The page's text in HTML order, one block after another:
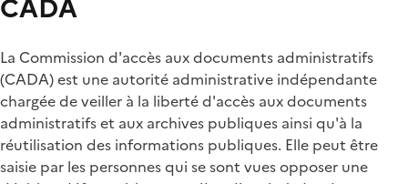
CADA
La Commission d'accès aux documents administratifs
(CADA) est une autorité administrative indépendante
chargée de veiller à la liberté d'accès aux documents
administratifs et aux archives publiques ainsi qu'à la
réutilisation des informations publiques. Elle peut être
saisie par les personnes qui se sont vues opposer une